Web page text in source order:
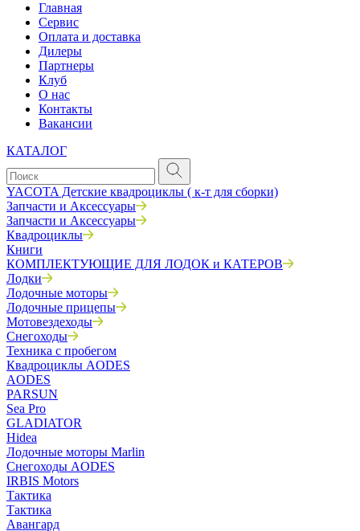
Главная
Сервис
Оплата и доставка
Дилеры
Партнеры
Клуб
О нас
Контакты
Вакансии
КАТАЛОГ
YACOTA Детские квадроциклы ( к-т для сборки)
Запчасти и Аксессуары
Запчасти и Аксессуары
Квадроциклы
Книги
КОМПЛЕКТУЮЩИЕ ДЛЯ ЛОДОК и КАТЕРОВ
Лодки
Лодочные моторы
Лодочные прицепы
Мотовездеходы
Снегоходы
Техника с пробегом
Квадроциклы AODES
AODES
PARSUN
Sea Pro
GLADIATOR
Hidea
Лодочные моторы Marlin
Снегоходы AODES
IRBIS Motors
Тактика
Тактика
Авангард